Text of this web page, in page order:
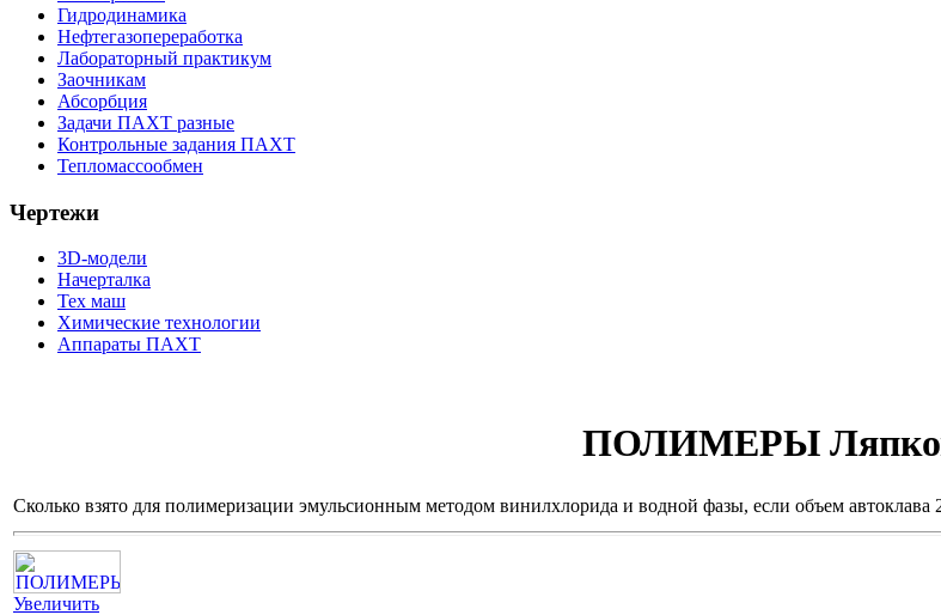
Гидродинамика
Нефтегазопереработка
Лабораторный практикум
Заочникам
Абсорбция
Задачи ПАХТ разные
Контрольные задания ПАХТ
Тепломассообмен
Чертежи
3D-модели
Начерталка
Тех маш
Химические технологии
Аппараты ПАХТ
ПОЛИМЕРЫ
Сколько взято для полимеризации эмульсионным методом винилхлорида и водной фазы, если объем автоклава
Увеличить